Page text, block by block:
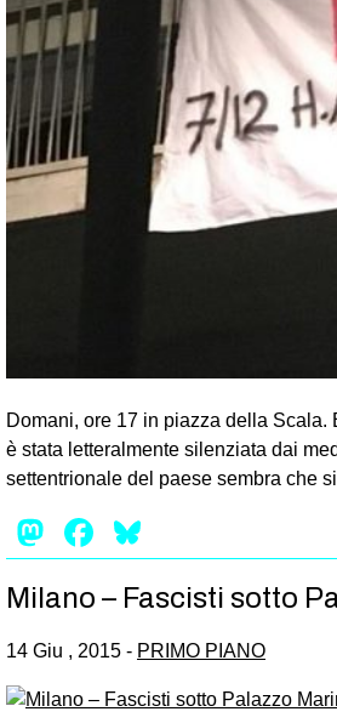
Domani, ore 17 in piazza della Scala.
è stata letteralmente silenziata dai
settentrionale del paese sembra che
Mastodon
Facebook
Milano – Fascisti sotto
14 Giu , 2015 - PRIMO PIANO